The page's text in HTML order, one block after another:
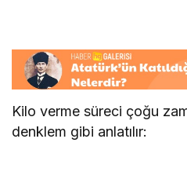
Kilo verme süreci çoğu
denklem gibi anlatılır: